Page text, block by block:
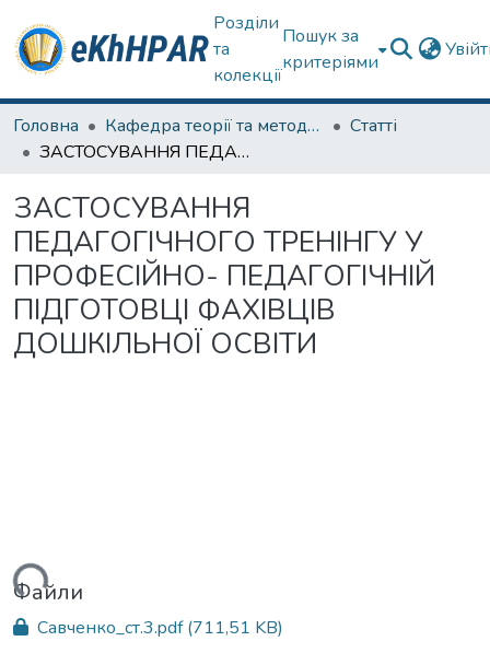
Розділи
та
колекції
Пошук за
критеріями
Головна Кафедра теорії та методик дошкільної освіти
Статті
ЗАСТОСУВАННЯ ПЕДАГОГІЧНОГО ТРЕНІНГУ У ПРОФЕСІЙНО- ПЕДАГОГІЧНІЙ ПІДГОТОВЦІ ФАХІВЦІВ ДОШКІЛЬНОЇ ОСВІТИ
ЗАСТОСУВАННЯ
ПЕДАГОГІЧНОГО ТРЕНІНГУ У
ПРОФЕСІЙНО- ПЕДАГОГІЧНІЙ
ПІДГОТОВЦІ ФАХІВЦІВ
ДОШКІЛЬНОЇ ОСВІТИ
Файли
Савченко_ст.3.pdf(711,51 KB)